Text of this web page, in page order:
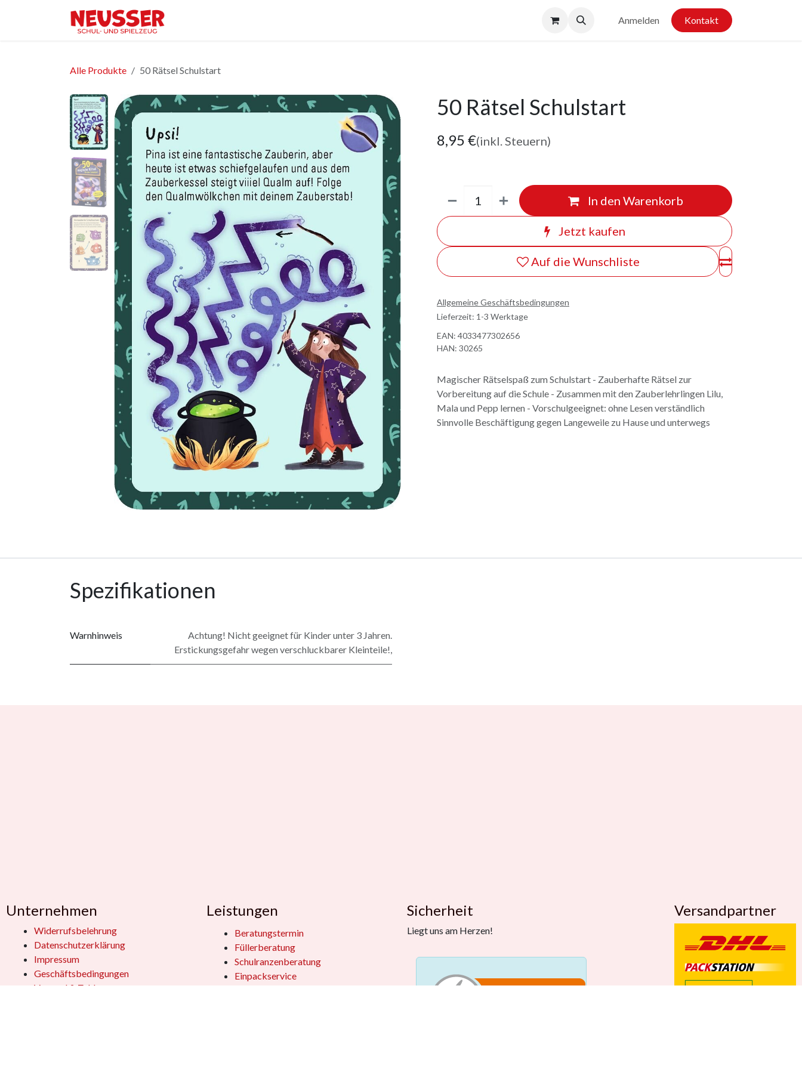
Anmelden Kontakt
Alle Produkte 50 Rätsel Schulstart
50 Rätsel Schulstart
8,95 €(inkl. Steuern)
In den Warenkorb
Jetzt kaufen
Auf die Wunschliste
Allgemeine Geschäftsbedingungen
Lieferzeit: 1-3 Werktage
EAN: 4033477302656
HAN: 30265
Magischer Rätselspaß zum Schulstart - Zauberhafte Rätsel zur
Vorbereitung auf die Schule - Zusammen mit den Zauberlehrlingen Lilu,
Mala und Pepp lernen - Vorschulgeeignet: ohne Lesen verständlich
Sinnvolle Beschäftigung gegen Langeweile zu Hause und unterwegs
Spezifikationen
Warnhinweis
Achtung! Nicht geeignet für Kinder unter 3 Jahren.
Erstickungsgefahr wegen verschluckbarer Kleinteile!,
Unternehmen
Widerrufsbelehrung
Datenschutzerklärung
Impressum
Geschäftsbedingungen
Versand & Zahlung
Versandpartner
Sicherheit
Liegt uns am Herzen!
Leistungen
Beratungstermin
Füllerberatung
Schulranzenberatung
Einpackservice